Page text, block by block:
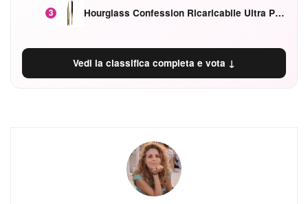
3 Hourglass Confession Ricaricabile Ultra Preciso Ad Alta Intensità Secretly Classic Red
Vedi la classifica completa e vota ↓